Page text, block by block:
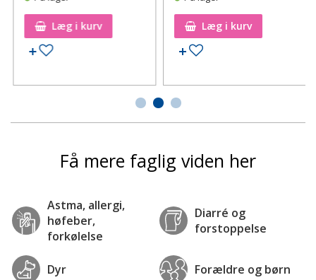
Læg i kurv
Tilføj til ønskeseddel
Læg i kurv
Tilføj til ønskeseddel
Få mere faglig viden her
Astma, allergi,
høfeber,
forkølelse
Diarré og
forstoppelse
Dyr Forældre og børn